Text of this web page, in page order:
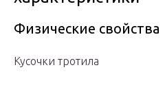
Физические свойства
Кусочки тротила